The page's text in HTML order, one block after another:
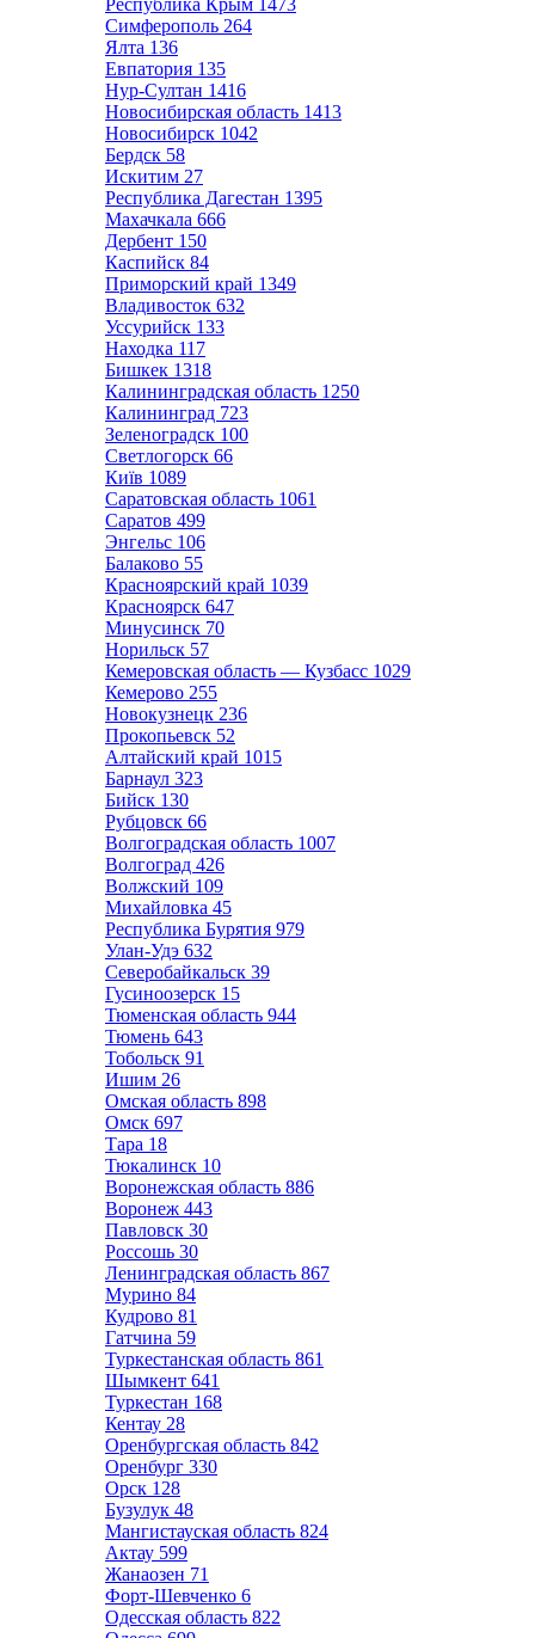
Республика Крым 1473
Симферополь 264
Ялта 136
Евпатория 135
Нур-Султан 1416
Новосибирская область 1413
Новосибирск 1042
Бердск 58
Искитим 27
Республика Дагестан 1395
Махачкала 666
Дербент 150
Каспийск 84
Приморский край 1349
Владивосток 632
Уссурийск 133
Находка 117
Бишкек 1318
Калининградская область 1250
Калининград 723
Зеленоградск 100
Светлогорск 66
Київ 1089
Саратовская область 1061
Саратов 499
Энгельс 106
Балаково 55
Красноярский край 1039
Красноярск 647
Минусинск 70
Норильск 57
Кемеровская область — Кузбасс 1029
Кемерово 255
Новокузнецк 236
Прокопьевск 52
Алтайский край 1015
Барнаул 323
Бийск 130
Рубцовск 66
Волгоградская область 1007
Волгоград 426
Волжский 109
Михайловка 45
Республика Бурятия 979
Улан-Удэ 632
Северобайкальск 39
Гусиноозерск 15
Тюменская область 944
Тюмень 643
Тобольск 91
Ишим 26
Омская область 898
Омск 697
Тара 18
Тюкалинск 10
Воронежская область 886
Воронеж 443
Павловск 30
Россошь 30
Ленинградская область 867
Мурино 84
Кудрово 81
Гатчина 59
Туркестанская область 861
Шымкент 641
Туркестан 168
Кентау 28
Оренбургская область 842
Оренбург 330
Орск 128
Бузулук 48
Мангистауская область 824
Актау 599
Жанаозен 71
Форт-Шевченко 6
Одесская область 822